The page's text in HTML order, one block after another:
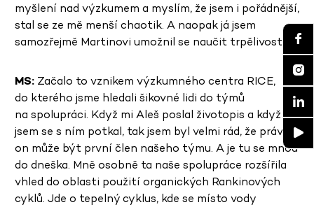
myšlení nad výzkumem a myslím, že jsem i pořádnější,
stal se ze mě menší chaotik. A naopak já jsem
samozřejmě Martinovi umožnil se naučit trpělivosti.
MS: Začalo to vznikem výzkumného centra RICE,
do kterého jsme hledali šikovné lidi do týmů
na spolupráci. Když mi Aleš poslal životopis a když
jsem se s ním potkal, tak jsem byl velmi rád, že právě
on může být první člen našeho týmu. A je tu se mnou
do dneška. Mně osobně ta naše spolupráce rozšířila
vhled do oblasti použití organických Rankinových
cyklů. Jde o tepelný cyklus, kde se místo vody